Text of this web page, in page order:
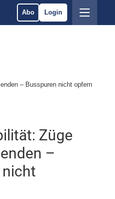
Abo Login
– Busspuren nicht opfern
Züge
–
nicht